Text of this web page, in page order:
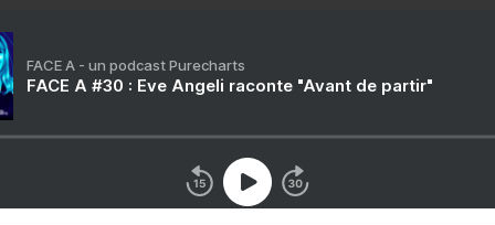
FACE A - un podcast Purecharts
FACE A #30 : Eve Angeli raconte "Avant de partir"